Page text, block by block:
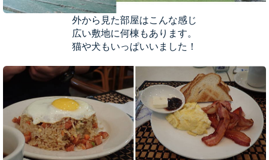
外から見た部屋はこんな感じ
広い敷地に何棟もあります。
猫や犬もいっぱいいました！